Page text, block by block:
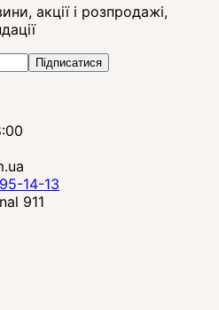
акції і розпродажі,
Підписатися
14-13
911